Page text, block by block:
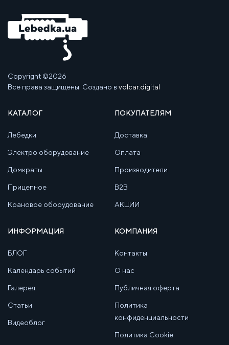
Copyright ©2026
Все права защищены. Создано в volcar.digital
КАТАЛОГ
Лебедки
Электро оборудование
Домкраты
Прицепное
Крановое оборудование
ПОКУПАТЕЛЯМ
Доставка
Оплата
Производители
B2B
АКЦИИ
ИНФОРМАЦИЯ
БЛОГ
Календарь событий
Галерея
Статьи
Видеоблог
КОМПАНИЯ
Контакты
О нас
Публичная оферта
Политика
конфиденциальности
Политика Cookie